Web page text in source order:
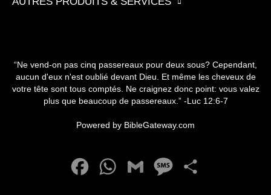
“Ne vend-on pas cinq passereaux pour deux sous? Cependant,
aucun d'eux n'est oublié devant Dieu. Et même les cheveux de
votre tête sont tous comptés. Ne craignez donc point: vous valez
plus que beaucoup de passereaux.” -Luc 12:6-7
Powered by BibleGateway.com
FacebookWhatsApp
Gmail Message